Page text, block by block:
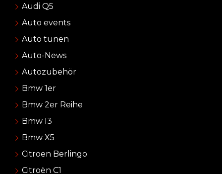
Audi Q5
Auto events
Auto tunen
Auto-News
Autozubehör
Bmw 1er
Bmw 2er Reihe
Bmw I3
Bmw X5
Citroen Berlingo
Citroën C1